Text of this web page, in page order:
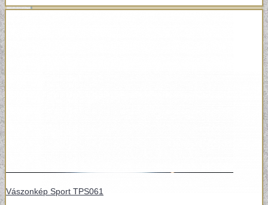
Vászonkép Sport TPS061